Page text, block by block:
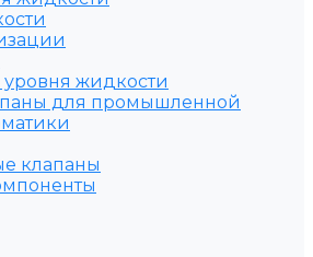
уровня жидкости
для промышленной
клапаны